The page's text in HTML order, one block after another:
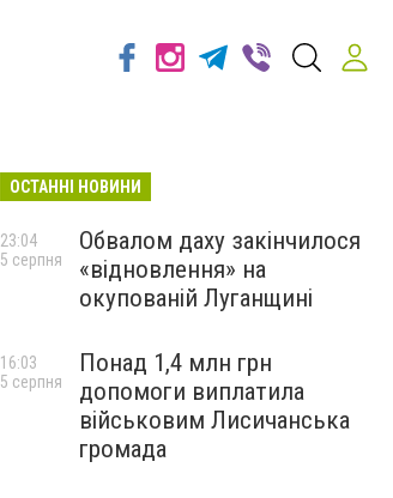
ОСТАННІ НОВИНИ
Обвалом даху закінчилося
«відновлення» на
окупованій Луганщині
23:04
5 серпня
Понад 1,4 млн грн
допомоги виплатила
військовим Лисичанська
громада
16:03
5 серпня